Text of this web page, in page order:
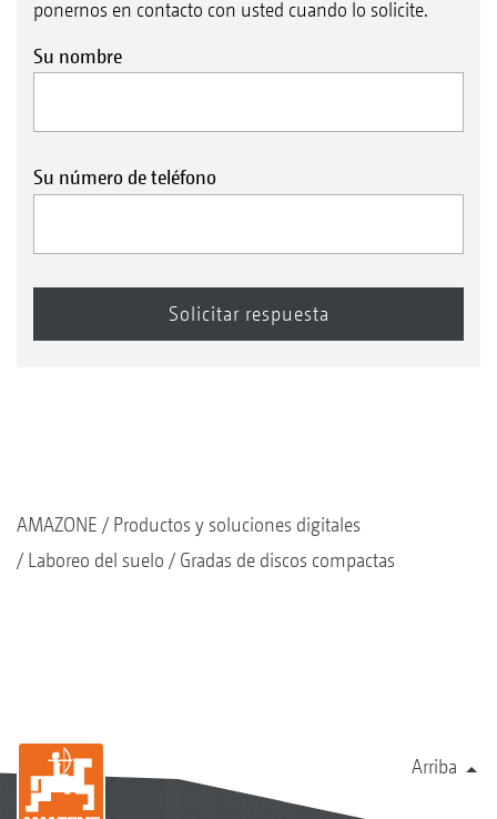
ponernos en contacto con usted cuando lo solicite.
Su nombre
Su número de teléfono
AMAZONE
Productos y soluciones digitales
Laboreo del suelo
Gradas de discos compactas
Arriba